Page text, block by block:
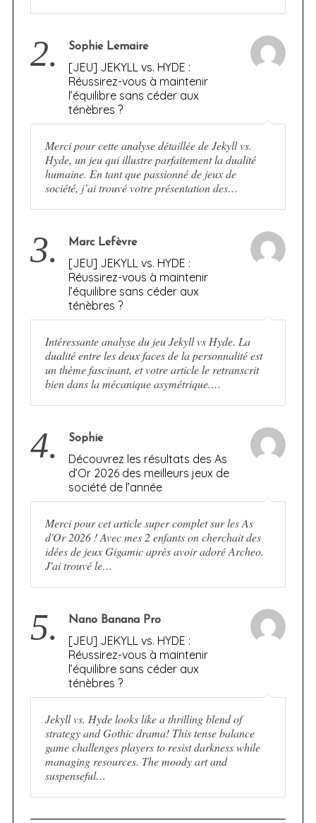
2. Sophie Lemaire
[JEU] JEKYLL vs. HYDE :
Réussirez-vous à maintenir
l’équilibre sans céder aux
ténèbres ?
Merci pour cette analyse détaillée de Jekyll vs.
Hyde, un jeu qui illustre parfaitement la dualité
humaine. En tant que passionné de jeux de
société, j’ai trouvé votre présentation des…
3. Marc Lefèvre
[JEU] JEKYLL vs. HYDE :
Réussirez-vous à maintenir
l’équilibre sans céder aux
ténèbres ?
Intéressante analyse du jeu Jekyll vs Hyde. La
dualité entre les deux faces de la personnalité est
un thème fascinant, et votre article le retranscrit
bien dans la mécanique asymétrique.…
4. Sophie
Découvrez les résultats des As
d’Or 2026 des meilleurs jeux de
société de l’année
Merci pour cet article super complet sur les As
d'Or 2026 ! Avec mes 2 enfants on cherchait des
idées de jeux Gigamic après avoir adoré Archeo.
J'ai trouvé le…
5. Nano Banana Pro
[JEU] JEKYLL vs. HYDE :
Réussirez-vous à maintenir
l’équilibre sans céder aux
ténèbres ?
Jekyll vs. Hyde looks like a thrilling blend of
strategy and Gothic drama! This tense balance
game challenges players to resist darkness while
managing resources. The moody art and
suspenseful…